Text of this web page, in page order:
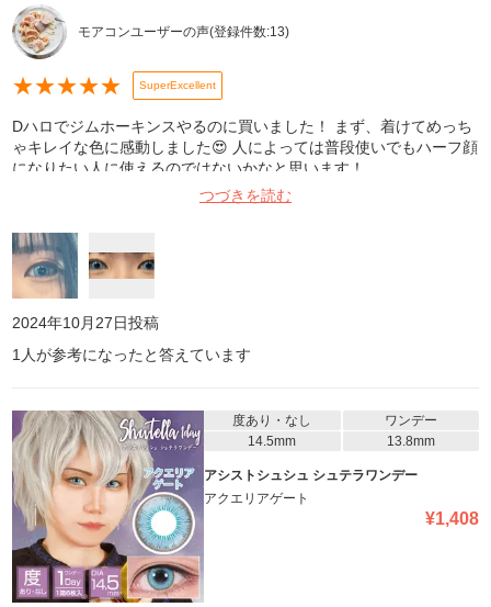
モアコンユーザーの声(登録件数:13)
★★★★★ SuperExcellent
Dハロでジムホーキンスやるのに買いました！ まず、着けてめっち
ゃキレイな色に感動しました😍 人によっては普段使いでもハーフ顔
になりたい人に使えるのではないかなと思います！
つづきを読む
2024年10月27日投稿
1 人が参考になったと答えています
度あり・なし
ワンデー
14.5mm
13.8mm
アシストシュシュ シュテラワンデー
アクエリアゲート
¥1,408